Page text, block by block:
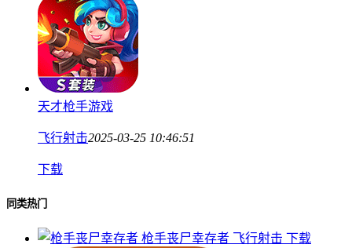
天才枪手游戏
飞行射击2025-03-25 10:46:51
下载
同类热门
枪手丧尸幸存者 飞行射击 下载